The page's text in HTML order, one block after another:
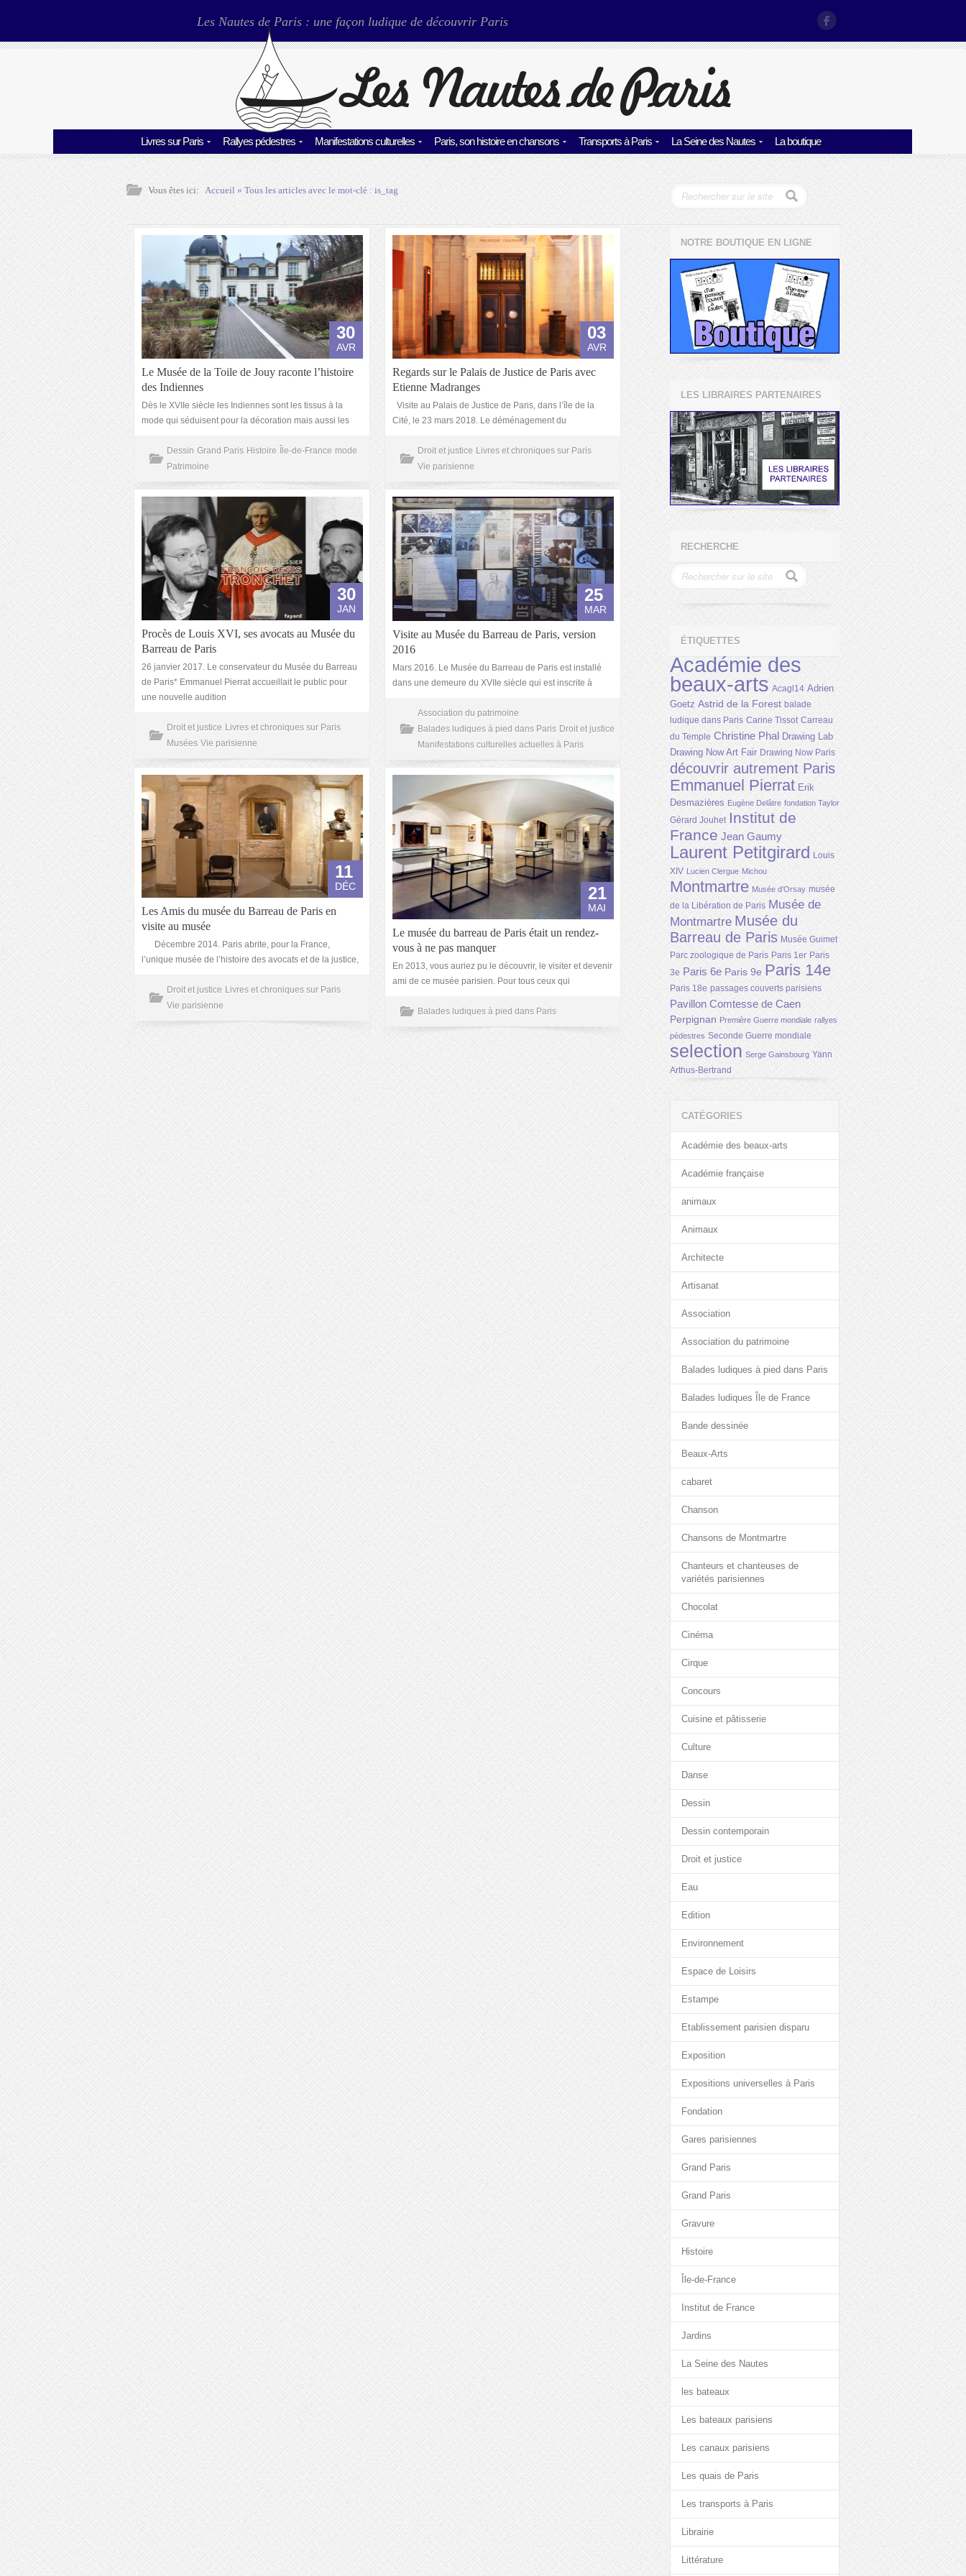
Les Nautes de Paris : une façon ludique de découvrir Paris
Livres sur Paris Rallyes pédestres Manifestations culturelles Paris, son histoire en chansons Transports à Paris La Seine des Nautes La boutique
Vous êtes ici: Accueil» Tous les articles avec le mot-clé :is_tag
30
AVR
Le Musée de la Toile de Jouy raconte l’histoire
des Indiennes
Dès le XVIIe siècle les Indiennes sont les tissus à la
mode qui séduisent pour la décoration mais aussi les
Dessin Grand Paris Histoire Île-de-France mode
Patrimoine
03
AVR
Regards sur le Palais de Justice de Paris avec
Etienne Madranges
Visite au Palais de Justice de Paris, dans l’île de la
Cité, le 23 mars 2018. Le déménagement du
Droit et justice Livres et chroniques sur Paris
Vie parisienne
30
JAN
Procès de Louis XVI, ses avocats au Musée du
Barreau de Paris
26 janvier 2017. Le conservateur du Musée du Barreau
de Paris* Emmanuel Pierrat accueillait le public pour
une nouvelle audition
Droit et justice Livres et chroniques sur Paris
Musées Vie parisienne
25
MAR
Visite au Musée du Barreau de Paris, version
2016
Mars 2016. Le Musée du Barreau de Paris est installé
dans une demeure du XVIIe siècle qui est inscrite à
Association du patrimoine
Balades ludiques à pied dans Paris Droit et justice
Manifestations culturelles actuelles à Paris
11
DÉC
Les Amis du musée du Barreau de Paris en
visite au musée
Décembre 2014. Paris abrite, pour la France,
l’unique musée de l’histoire des avocats et de la justice,
Droit et justice Livres et chroniques sur Paris
Vie parisienne
21
MAI
Le musée du barreau de Paris était un rendez-
vous à ne pas manquer
En 2013, vous auriez pu le découvrir, le visiter et devenir
ami de ce musée parisien. Pour tous ceux qui
Balades ludiques à pied dans Paris
NOTRE BOUTIQUE EN LIGNE
LES LIBRAIRES PARTENAIRES
RECHERCHE
ÉTIQUETTES
Académie des
beaux-arts Acagl14 Adrien
Goetz Astrid de la Forest balade
ludique dans Paris Carine Tissot Carreau
du Temple Christine Phal Drawing Lab
Drawing Now Art Fair Drawing Now Paris
découvrir autrement Paris
Emmanuel Pierrat Erik
Desmazières Eugène Delâtre fondation Taylor
Gérard Jouhet Institut de
France Jean Gaumy
Laurent Petitgirard Louis
XIV Lucien Clergue Michou
Montmartre Musée d'Orsay musée
de la Libération de Paris Musée de
Montmartre Musée du
Barreau de Paris Musée Guimet
Parc zoologique de Paris Paris 1er Paris
3e Paris 6e Paris 9e Paris 14e
Paris 18e passages couverts parisiens
Pavillon Comtesse de Caen
Perpignan Première Guerre mondiale rallyes
pédestres Seconde Guerre mondiale
selection Serge Gainsbourg Yann
Arthus-Bertrand
CATÉGORIES
Académie des beaux-arts
Académie française
animaux
Animaux
Architecte
Artisanat
Association
Association du patrimoine
Balades ludiques à pied dans Paris
Balades ludiques Île de France
Bande dessinée
Beaux-Arts
cabaret
Chanson
Chansons de Montmartre
Chanteurs et chanteuses de
variétés parisiennes
Chocolat
Cinéma
Cirque
Concours
Cuisine et pâtisserie
Culture
Danse
Dessin
Dessin contemporain
Droit et justice
Eau
Edition
Environnement
Espace de Loisirs
Estampe
Etablissement parisien disparu
Exposition
Expositions universelles à Paris
Fondation
Gares parisiennes
Grand Paris
Grand Paris
Gravure
Histoire
Île-de-France
Institut de France
Jardins
La Seine des Nautes
les bateaux
Les bateaux parisiens
Les canaux parisiens
Les quais de Paris
Les transports à Paris
Librairie
Littérature